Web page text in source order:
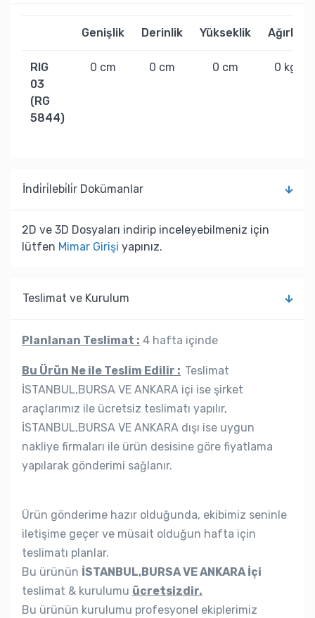
Genişlik Derinlik Yükseklik Ağırlık
RIG
03
(RG
5844)
0 cm 0 cm 0 cm 0 kg
İndi̇ri̇lebi̇li̇r Dokümanlar
2D ve 3D Dosyaları indirip inceleyebilmeniz için
lütfen Mimar Girişi yapınız.
Teslimat ve Kurulum
Planlanan Teslimat : 4 hafta içinde
Bu Ürün Ne ile Teslim Edilir : Teslimat
İSTANBUL,BURSA VE ANKARA içi ise şirket
araçlarımız ile ücretsiz teslimatı yapılır,
İSTANBUL,BURSA VE ANKARA dışı ise uygun
nakliye firmaları ile ürün desisine göre fiyatlama
yapılarak gönderimi sağlanır.
Ürün gönderime hazır olduğunda, ekibimiz seninle
iletişime geçer ve müsait olduğun hafta için
teslimatı planlar.
Bu ürünün İSTANBUL,BURSA VE ANKARA İçi
teslimat & kurulumu ücretsizdir.
Bu ürünün kurulumu profesyonel ekiplerimiz